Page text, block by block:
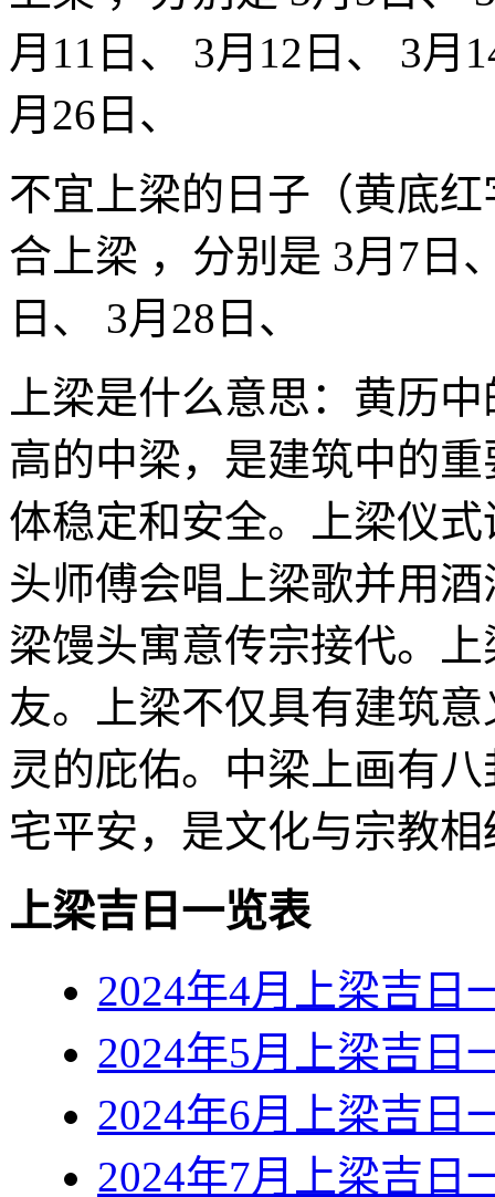
月11日、 3月12日、 3月
月26日、
不宜上梁的日子（黄底红
合上梁 ，分别是 3月7日
日、 3月28日、
上梁是什么意思：黄历
高的中梁，是建筑中的
体稳定和安全。上梁仪
头师傅会唱上梁歌并用
梁馒头寓意传宗接代。
友。上梁不仅具有建筑
灵的庇佑。中梁上画有
宅平安，是文化与宗教
上梁吉日一览表
2024年4月上梁吉日
2024年5月上梁吉日
2024年6月上梁吉日
2024年7月上梁吉日